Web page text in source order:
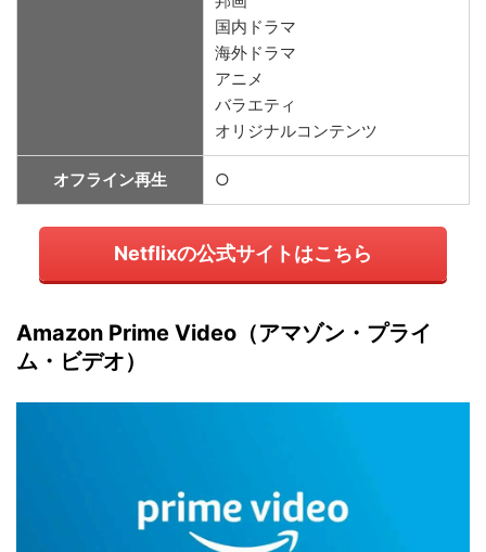
国内ドラマ
海外ドラマ
アニメ
バラエティ
オリジナルコンテンツ
オフライン再生 ○
Netflixの公式サイトはこちら
Amazon Prime Video（アマゾン・プライ
ム・ビデオ）